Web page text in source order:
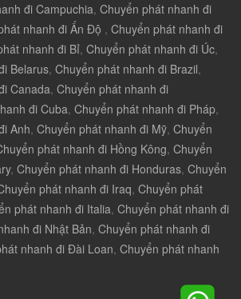
đi Campuchia, Chuyển phát nhanh đi
nhanh đi Ấn Độ , Chuyển phát nhanh đi
nhanh đi Bỉ, Chuyển phát nhanh đi Úc,
Belarus, Chuyển phát nhanh đi Brazil,
Canada, Chuyển phát nhanh đi
đi Cuba, Chuyển phát nhanh đi Pháp,
Anh, Chuyển phát nhanh đi Mỹ, Chuyển
phát nhanh đi Hồng Kông, Chuyển
, Chuyển phát nhanh đi Honduras, Chuyển
phát nhanh đi Iraq, Chuyển phát
phát nhanh đi Italia, Chuyển phát nhanh đi
đi Nhật Bản, Chuyển phát nhanh đi
nhanh đi Đài Loan, Chuyển phát nhanh